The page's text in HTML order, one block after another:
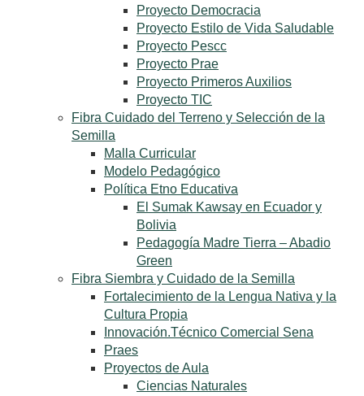
Proyecto Democracia
Proyecto Estilo de Vida Saludable
Proyecto Pescc
Proyecto Prae
Proyecto Primeros Auxilios
Proyecto TIC
Fibra Cuidado del Terreno y Selección de la
Semilla
Malla Curricular
Modelo Pedagógico
Política Etno Educativa
El Sumak Kawsay en Ecuador y
Bolivia
Pedagogía Madre Tierra – Abadio
Green
Fibra Siembra y Cuidado de la Semilla
Fortalecimiento de la Lengua Nativa y la
Cultura Propia
Innovación.Técnico Comercial Sena
Praes
Proyectos de Aula
Ciencias Naturales